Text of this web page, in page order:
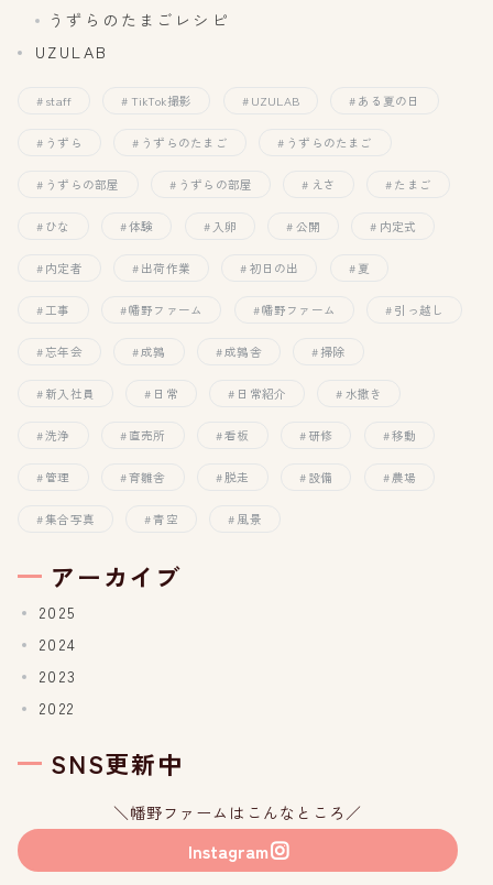
うずらのたまごレシピ
UZULAB
staff TikTok撮影 UZULAB ある夏の日
うずら うずらのたまご うずらのたまご
うずらの部屋 うずらの部屋 えさ たまご
ひな 体験 入卵 公開 内定式
内定者 出荷作業 初日の出 夏
工事 幡野ファーム 幡野ファーム 引っ越し
忘年会 成鶉 成鶉舎 掃除
新入社員 日常 日常紹介 水撒き
洗浄 直売所 看板 研修 移動
管理 育雛舎 脱走 設備 農場
集合写真 青空 風景
アーカイブ
2025
2024
2023
2022
SNS更新中
＼幡野ファームはこんなところ／
Instagram